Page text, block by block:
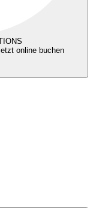
online buchen